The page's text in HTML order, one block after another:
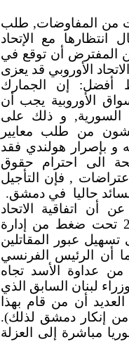
من المفاوضات, طلب
انتظارها مع الإتحاد
المفترض أن توقع في
تأجيل الاتحاد الأوروبي قد يعزى
أفضل: إن الجمارك
الأوروبية يجب أن
السورية, و ذلك على
من طلب معايير
و بإصرار هولندي فقد
الى احترام حقوق
, فإن التأجيل
حاليا في دمشق.
اتفاقية الاتحاد
الأوروبي كانت قد جمدت عام 2004 تحت ضغط من إدارة
عبور المقاتلين
أن الرئيس الفرنسي
عداوة الأسد تجاه
لبنان السابق الذي
أن من قام بهذا
من إنكار دمشق لذلك).
مباشرة إلى العزلة